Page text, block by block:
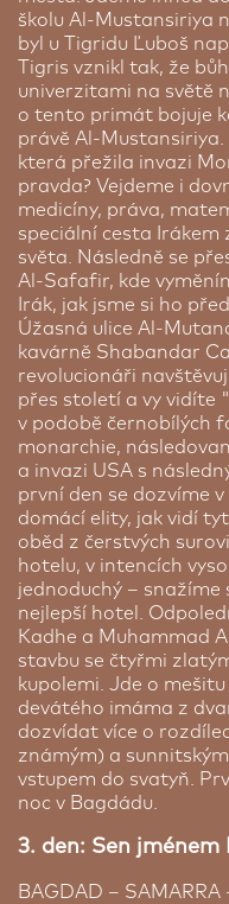
doubytovanou
zájezd nepocestuje,
uhradit příplatek za
Parkování
GO Parking
Využijte
blízkosti pražského
odkazhttps://
promo=SEN830s
výhodné parkování
na zájezdu. Cena
pobytu. Veškeré
najdete na
bude postaráno,
bez starostí.
školu Al-Mustansiriya
byl u Tigridu Ľuboš
Tigris vznikl tak, že
univerzitami na světě
o tento primát bojuje
právě Al-
která přežila invazi
pravda? Vejdeme i
medicíny, práva,
speciální cesta Irákem
světa. Následně se
Al-Safafir, kde
Irák, jak jsme si ho
Úžasná ulice Al-
kavárně Shabandar
revolucionáři
přes století a vy vidíte
v podobě černobílých
monarchie,
a invazi USA s
první den se dozvíme
domácí elity, jak vidí
oběd z čerstvých
hotelu, v intencích
jednoduchý – snažíme
nejlepší hotel.
Kadhe a Muhammad
stavbu se čtyřmi
kupolemi. Jde o
devátého imáma z
dozvídat více o
známým) a
vstupem do svatyň.
noc v Bagdádu.
3. den: Sen jménem
BAGDAD – SAMARRA